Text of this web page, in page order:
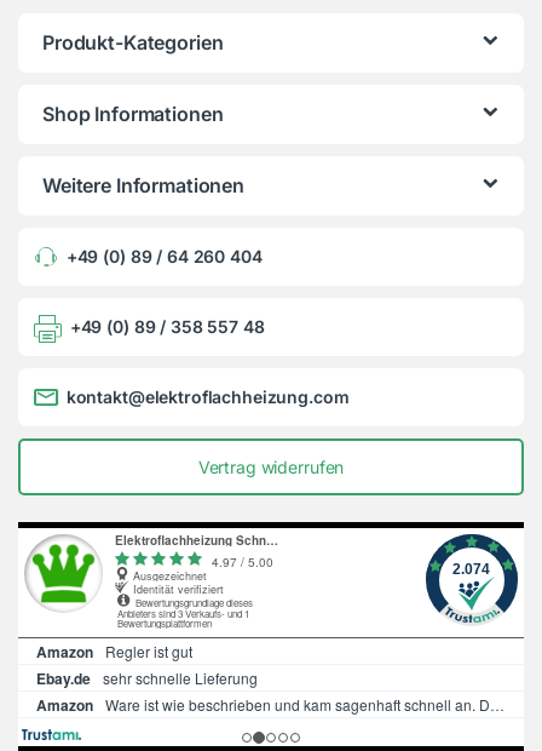
Produkt-Kategorien
Shop Informationen
Weitere Informationen
+49 (0) 89 / 64 260 404
+49 (0) 89 / 358 557 48
kontakt@elektroflachheizung.com
Vertrag widerrufen